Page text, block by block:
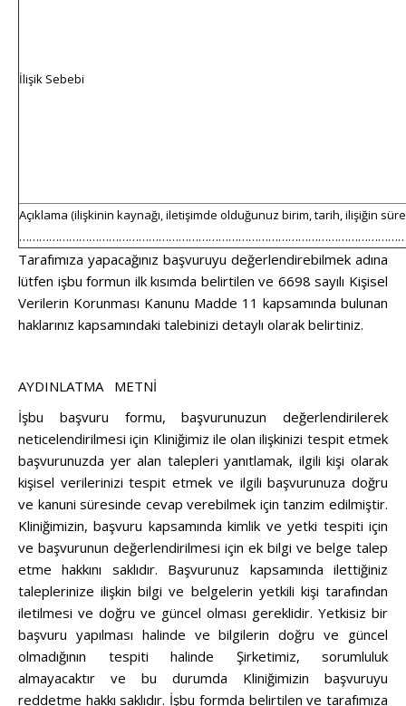
İlişik Sebebi
Açıklama (ilişkinin kaynağı, iletişimde olduğunuz birim, tarih, ilişiğin
Tarafımıza yapacağınız başvuruyu değerlendirebilmek adına
lütfen işbu formun ilk kısımda belirtilen ve 6698 sayılı Kişisel
Verilerin Korunması Kanunu Madde 11 kapsamında bulunan
haklarınız kapsamındaki talebinizi detaylı olarak belirtiniz.
AYDINLATMA METNİ
İşbu başvuru formu, başvurunuzun değerlendirilerek
neticelendirilmesi için Kliniğimiz ile olan ilişkinizi tespit etmek
başvurunuzda yer alan talepleri yanıtlamak, ilgili kişi olarak
kişisel verilerinizi tespit etmek ve ilgili başvurunuza doğru
ve kanuni süresinde cevap verebilmek için tanzim edilmiştir.
Kliniğimizin, başvuru kapsamında kimlik ve yetki tespiti için
ve başvurunun değerlendirilmesi için ek bilgi ve belge talep
etme hakkını saklıdır. Başvurunuz kapsamında ilettiğiniz
taleplerinize ilişkin bilgi ve belgelerin yetkili kişi tarafından
iletilmesi ve doğru ve güncel olması gereklidir. Yetkisiz bir
başvuru yapılması halinde ve bilgilerin doğru ve güncel
olmadığının tespiti halinde Şirketimiz, sorumluluk
almayacaktır ve bu durumda Kliniğimizin başvuruyu
reddetme hakkı saklıdır. İşbu formda belirtilen ve tarafımıza